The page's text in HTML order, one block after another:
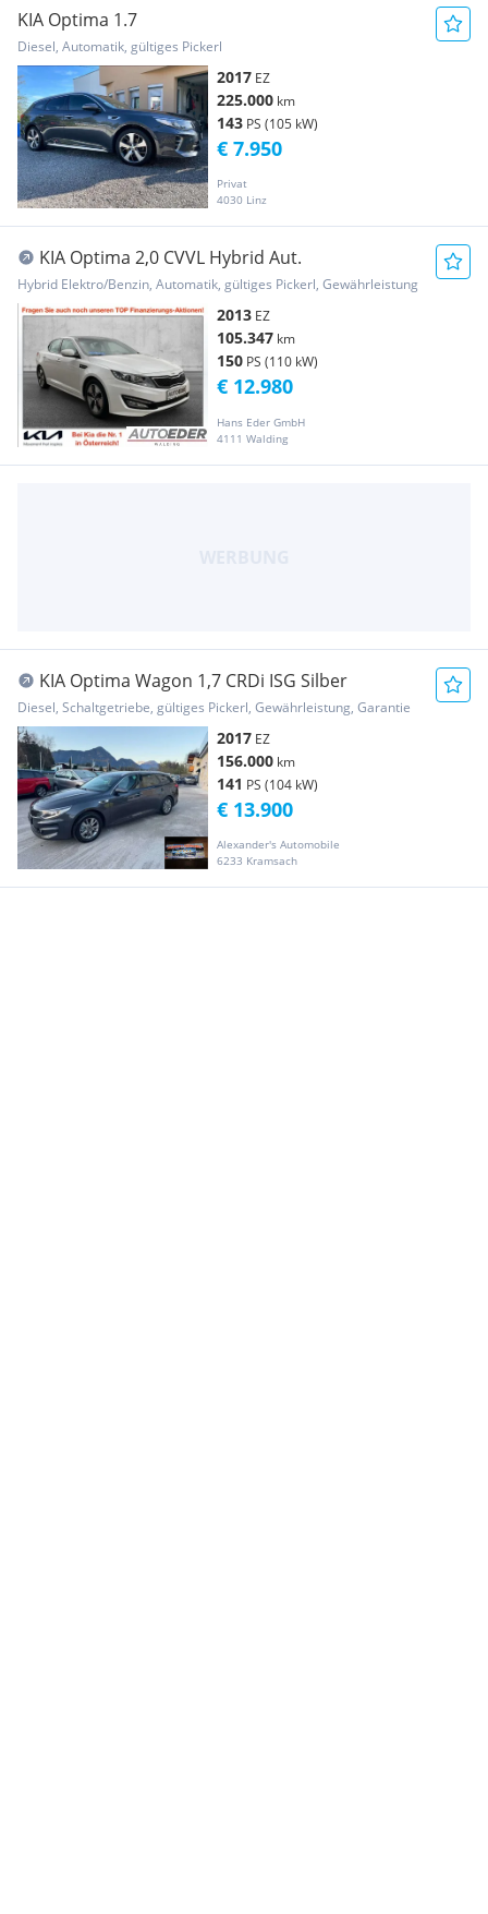
KIA Optima 1.7
Diesel, Automatik, gültiges Pickerl
2017 EZ
225.000 km
143 PS (105 kW)
Privat
4030 Linz
€ 7.950
KIA Optima 2,0 CVVL Hybrid Aut.
Hybrid Elektro/Benzin, Automatik, gültiges Pickerl, Gewährleistung
2013 EZ
105.347 km
150 PS (110 kW)
Hans Eder GmbH
4111 Walding
€ 12.980
KIA Optima Wagon 1,7 CRDi ISG Silber
Diesel, Schaltgetriebe, gültiges Pickerl, Gewährleistung, Garantie
2017 EZ
156.000 km
141 PS (104 kW)
Alexander's Automobile
6233 Kramsach
€ 13.900